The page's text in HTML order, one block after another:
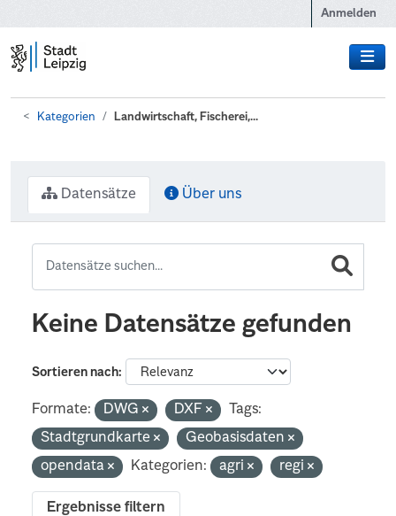
Anmelden
Kategorien Landwirtschaft, Fischerei,...
Datensätze Über uns
Keine Datensätze gefunden
Sortieren nach
Formate: DWG DXF
Tags:
Stadtgrundkarte
Geobasisdaten
opendata
Kategorien: agri regi
Ergebnisse filtern